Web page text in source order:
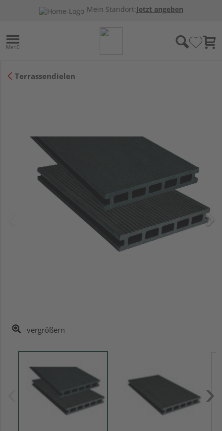
Mein Standort:Jetzt angeben
Terrassendielen
vergrößern